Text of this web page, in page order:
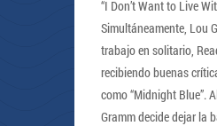
“I Don’t Want to Live
Simultáneamente, Lou
trabajo en solitario,
recibiendo buenas
como “Midnight Blue”.
Gramm decide dejar la